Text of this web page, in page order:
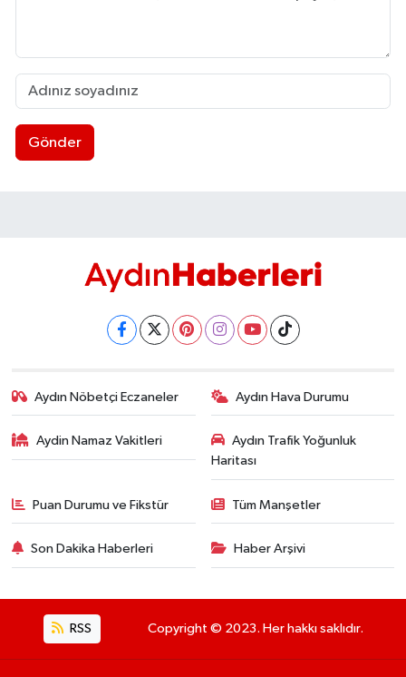
Gönder
Aydın Nöbetçi Eczaneler Aydın Hava Durumu
Aydin Namaz Vakitleri
Aydın Trafik Yoğunluk
Haritası
Puan Durumu ve Fikstür Tüm Manşetler
Son Dakika Haberleri Haber Arşivi
RSS Copyright © 2023. Her hakkı saklıdır.